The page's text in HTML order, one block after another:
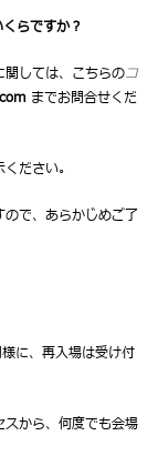
らですか？
しては、こちらのコ
までお問合せくだ
ださい。
で、あらかじめご了
に、再入場は受け付
から、何度でも会場